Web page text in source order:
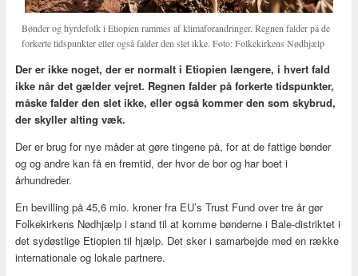
Bønder og hyrdefolk i Etiopien rammes af klimaforandringer. Regnen falder på de
forkerte tidspunkter eller også falder den slet ikke. Foto: Folkekirkens Nødhjælp
Der er ikke noget, der er normalt i Etiopien længere, i hvert fald
ikke når det gælder vejret. Regnen falder på forkerte tidspunkter,
måske falder den slet ikke, eller også kommer den som skybrud,
der skyller alting væk.
Der er brug for nye måder at gøre tingene på, for at de fattige bønder
og og andre kan få en fremtid, der hvor de bor og har boet i
århundreder.
En bevilling på 45,6 mio. kroner fra EU’s Trust Fund over tre år gør
Folkekirkens Nødhjælp i stand til at komme bønderne i Bale-distriktet i
det sydøstlige Etiopien til hjælp. Det sker i samarbejde med en række
internationale og lokale partnere.